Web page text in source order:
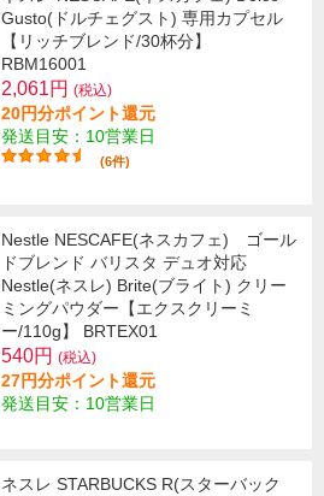
Gusto(ドルチェグスト) 専用カプセル
【リッチブレンド/30杯分】
RBM16001
2,061円 (税込)
20円分ポイント還元
発送目安：10営業日
(6件)
Nestle NESCAFE(ネスカフェ) ゴール
ドブレンド バリスタ デュオ対応
Nestle(ネスレ) Brite(ブライト) クリー
ミングパウダー【エクスクリーミ
ー/110g】 BRTEX01
540円 (税込)
27円分ポイント還元
発送目安：10営業日
ネスレ STARBUCKS R(スターバック